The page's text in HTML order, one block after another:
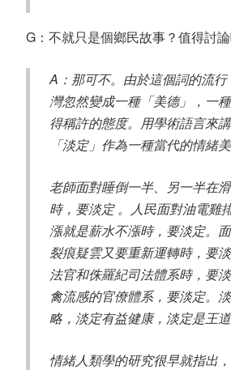
G：不就只是個鄉民故事？值得討論
A：那可不。由於這個詞的流
灣忽然變成一種「美德」，一
得稱許的態度。用學術語言來
「淡定」作為一種當代的情緒美
老師面對睡倒一半、另一半在
時，要淡定 。人民面對油電雞
漲就是薪水不漲時，要淡定。
裂痕疑雲又要重新運轉時，要
法官和侏羅紀司法體系時，要
禽流感的官僚體系，要淡定。
略，淡定有益健康，淡定是王道
情緒人類學的研究很早就指出